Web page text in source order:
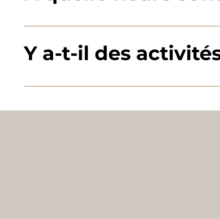
Check-in: à partir de 16h00 (accès autonome
Y a-t-il des
Oui ! Le Mitik est idéalement situé près de : Ski &
une expérience locale. Besoin de plus d’infos ?